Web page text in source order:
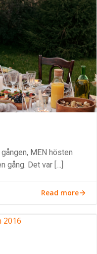
MEN hösten
gång. Det var […]
Read more